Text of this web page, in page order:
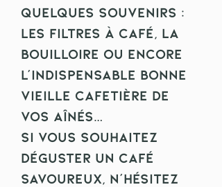
quelques souvenirs :
les filtres à café, la
bouilloire ou encore
l'indispensable bonne
vieille cafetière de
vos aînés…
Si vous souhaitez
déguster un café
savoureux, n'hésitez